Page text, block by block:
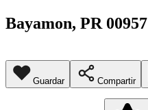
Bayamon, PR 00957
Guardar Compartir